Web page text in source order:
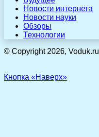
Новости интернета
Новости науки
Обзоры
Технологии
© Copyright 2026, Voduk.ru
Кнопка «Наверх»